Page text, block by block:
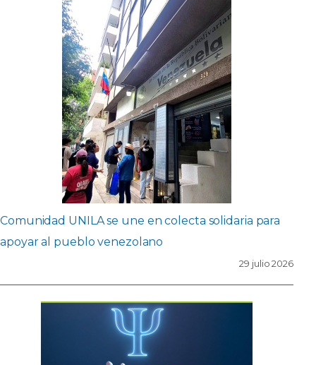
Comunidad UNILA se une en colecta solidaria para
apoyar al pueblo venezolano
29 julio 2026